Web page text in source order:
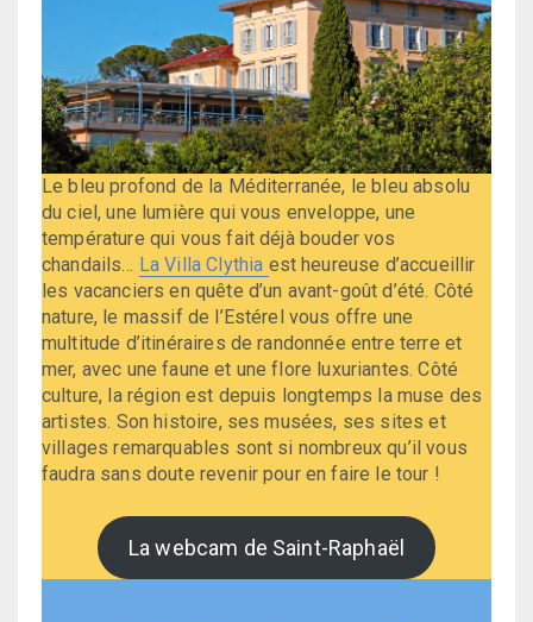
Le bleu profond de la Méditerranée, le bleu absolu
du ciel, une lumière qui vous enveloppe, une
température qui vous fait déjà bouder vos
chandails… La Villa Clythia est heureuse d’accueillir
les vacanciers en quête d’un avant-goût d’été. Côté
nature, le massif de l’Estérel vous offre une
multitude d’itinéraires de randonnée entre terre et
mer, avec une faune et une flore luxuriantes. Côté
culture, la région est depuis longtemps la muse des
artistes. Son histoire, ses musées, ses sites et
villages remarquables sont si nombreux qu’il vous
faudra sans doute revenir pour en faire le tour !
La webcam de Saint-Raphaël